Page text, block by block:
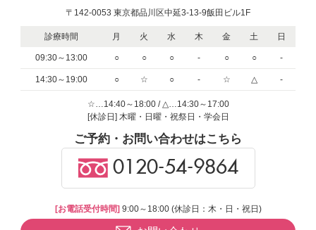
〒142-0053 東京都品川区中延3-13-9飯田ビル1F
診療時間 月 火 水 木 金 土 日
09:30～13:00 ○ ○ ○ - ○ ○ -
14:30～19:00 ○ ☆ ○ - ☆ △ -
☆…14:40～18:00 / △…14:30～17:00
[休診日] 木曜・日曜・祝祭日・学会日
ご予約・お問い合わせはこちら
0120-54-9864
[お電話受付時間] 9:00～18:00 (休診日：木・日・祝日)